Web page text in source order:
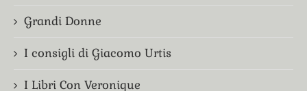
Grandi Donne
I consigli di Giacomo Urtis
I Libri Con Veronique